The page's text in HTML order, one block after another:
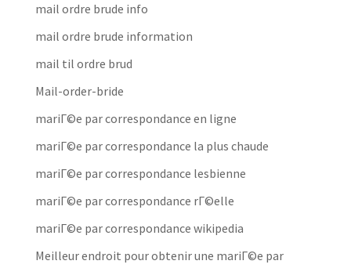
mail ordre brude info
mail ordre brude information
mail til ordre brud
Mail-order-bride
mariГ©e par correspondance en ligne
mariГ©e par correspondance la plus chaude
mariГ©e par correspondance lesbienne
mariГ©e par correspondance rГ©elle
mariГ©e par correspondance wikipedia
Meilleur endroit pour obtenir une mariГ©e par